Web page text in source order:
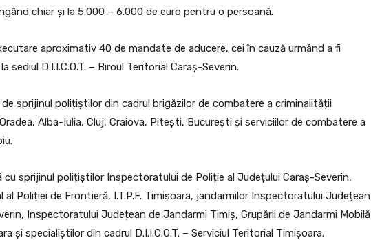
chiar şi la 5.000 – 6.000 de euro pentru o persoană.
aproximativ 40 de mandate de aducere, cei în cauză urmând a fi
sediul D.I.I.C.O.T. – Biroul Teritorial Caraș-Severin.
sprijinul polițiștilor din cadrul brigăzilor de combatere a criminalității
Alba-Iulia, Cluj, Craiova, Piteşti, Bucureşti și serviciilor de combatere a
sprijinul polițiștilor Inspectoratului de Poliție al Județului Caraș-Severin,
al Poliției de Frontieră, I.T.P.F. Timişoara, jandarmilor Inspectoratului Județean
Inspectoratului Județean de Jandarmi Timiş, Grupării de Jandarmi Mobilă
și specialiștilor din cadrul D.I.I.C.O.T. – Serviciul Teritorial Timişoara.